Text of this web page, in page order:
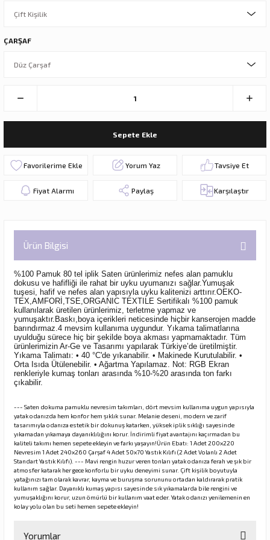
ÇARŞAF
Sepete Ekle
Yorum Yaz Tavsiye Et
Fiyat Alarmı Paylaş Karşılaştır
Ürün Bilgisi
%100 Pamuk 80 tel iplik Saten ürünlerimiz nefes alan pamuklu
dokusu ve hafifliği ile rahat bir uyku uyumanızı sağlar.Yumuşak
tuşesi, hafif ve nefes alan yapısıyla uyku kalitenizi arttırır.OEKO-
TEX,AMFORİ,TSE,ORGANIC TEXTILE Sertifikalı %100 pamuk
kullanılarak üretilen ürünlerimiz, terletme yapmaz ve
yumuşaktır.Baskı,boya içerikleri neticesinde hiçbir kanserojen madde
barındırmaz.4 mevsim kullanıma uygundur. Yıkama talimatlarına
uyulduğu sürece hiç bir şekilde boya akması yapmamaktadır. Tüm
ürünlerimizin Ar-Ge ve Tasarımı yapılarak Türkiye’de üretilmiştir.
Yıkama Talimatı: • 40 °C'de yıkanabilir. • Makinede Kurutulabilir. •
Orta Isıda Ütülenebilir. • Ağartma Yapılamaz. Not: RGB Ekran
renkleriyle kumaş tonları arasında %10-%20 arasında ton farkı
çıkabilir.
--- Saten dokuma pamuklu nevresim takımları, dört mevsim kullanıma uygun yapısıyla
yatak odanızda hem konfor hem şıklık sunar. Melanie deseni, modern ve zarif
tasarımıyla odanıza estetik bir dokunuş katarken, yüksek iplik sıklığı sayesinde
yıkamadan yıkamaya dayanıklılığını korur. İndirimli fiyat avantajını kaçırmadan bu
kaliteli takımı hemen sepete ekleyin ve farkı yaşayın!Ürün Ebatı: 1 Adet 200x220
Nevresim 1 Adet 240x260 Çarşaf 4 Adet 50x70 Yastık Kılıfı (2 Adet Volanlı 2 Adet
Standart Yastık Kılıfı). --- Mavi rengin huzur veren tonları yatak odanıza ferah ve şık bir
atmosfer katarak her gece konforlu bir uyku deneyimi sunar. Çift kişilik boyutuyla
yatağınızı tam olarak kavrar, kayma ve buruşma sorununu ortadan kaldırarak pratik
kullanım sağlar. Dayanıklı kumaş yapısı sayesinde sık yıkamalarda bile rengini ve
yumuşaklığını korur, uzun ömürlü bir kullanım vaat eder. Yatak odanızı yenilemenin en
kolay yolu olan bu seti hemen sepete ekleyin!
Yorumlar